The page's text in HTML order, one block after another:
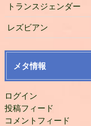
トランスジェンダー
レズビアン
メタ情報
ログイン
投稿フィード
コメントフィード